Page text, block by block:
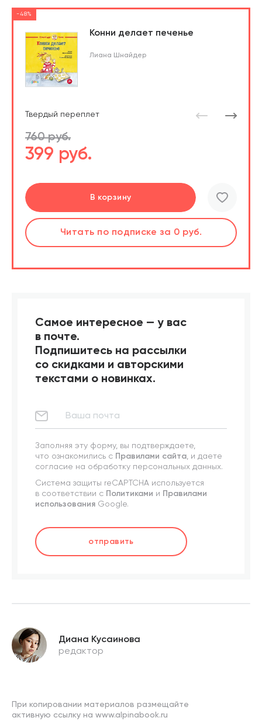
-48%
Конни делает печенье
Лиана Шнайдер
Твердый переплет
760 руб.
399 руб.
В корзину
В корзине
Читать по подписке за 0 руб.
Перейти
Читать по подписке за 0 руб.
Подробнее
Читать по подписке за 0 руб.
Самое интересное — у вас
в почте.
Подпишитесь на рассылки
со скидками и авторскими
текстами о новинках.
Заполняя эту форму, вы подтверждаете,
что ознакомились с Правилами сайта, и даете
согласие на обработку персональных данных.
Система защиты reCAPTCHA используется
в соответствии с Политиками и Правилами
использования Google.
отправить
Диана Кусаинова
редактор
При копировании материалов размещайте
активную ссылку на www.alpinabook.ru